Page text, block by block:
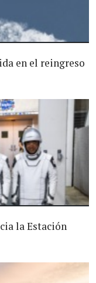
en el reingreso
la Estación